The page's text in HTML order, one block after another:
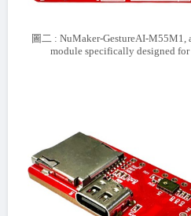
圖二 : NuMaker-GestureAI-
module specifically designed